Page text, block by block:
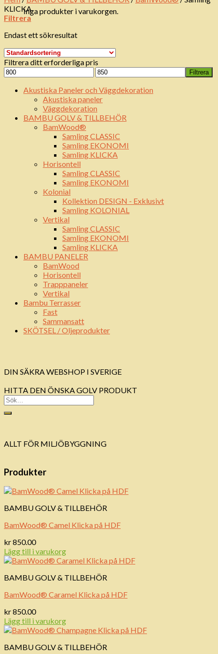
Inga produkter i varukorgen.
KLICKA
Filtrera
Endast ett sökresultat
Filtrera ditt erforderliga pris
Min
pris
Max
pris
Filtrera
Akustiska Paneler och Väggdekoration
Akustiska paneler
Väggdekoration
BAMBU GOLV & TILLBEHÖR
BamWood®
Samling CLASSIC
Samling EKONOMI
Samling KLICKA
Horisontell
Samling CLASSIC
Samling EKONOMI
Kolonial
Kollektion DESIGN - Exklusivt
Samling KOLONIAL
Vertikal
Samling CLASSIC
Samling EKONOMI
Samling KLICKA
BAMBU PANELER
BamWood
Horisontell
Trapppaneler
Vertikal
Bambu Terrasser
Fast
Sammansatt
SKÖTSEL / Oljeprodukter
DIN SÄKRA WEBSHOP I SVERIGE
HITTA DEN ÖNSKA GOLV PRODUKT
ALLT FÖR MILJÖBYGGNING
Produkter
BAMBU GOLV & TILLBEHÖR
BamWood® Camel Klicka på HDF
kr850.00
Lägg till i varukorg
BAMBU GOLV & TILLBEHÖR
BamWood® Caramel Klicka på HDF
kr850.00
Lägg till i varukorg
BAMBU GOLV & TILLBEHÖR